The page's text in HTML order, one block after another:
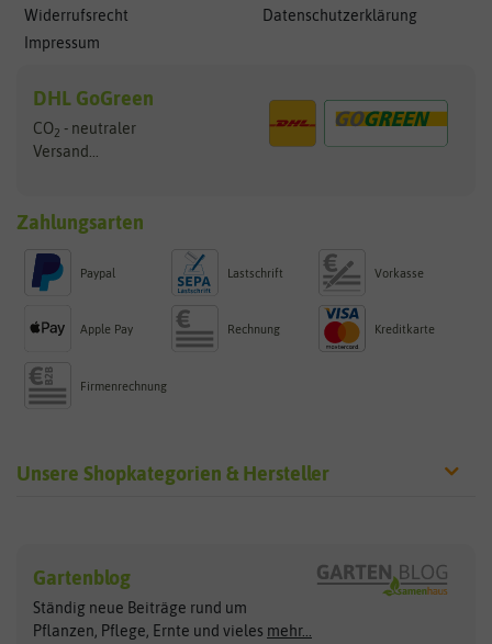
Widerrufsrecht
Impressum
Datenschutzerklärung
DHL GoGreen
CO2 - neutraler
Versand...
Zahlungsarten
Paypal Lastschrift Vorkasse
Apple Pay Rechnung Kreditkarte
Firmenrechnung
Unsere Shopkategorien & Hersteller
Exotische Samen
Gemüsesamen
Gründünger
Arche Noah
ASB Greenworld
Clever Pots
COMPO
Gartenblog
Ständig neue Beiträge rund um
Pflanzen, Pflege, Ernte und vieles mehr...